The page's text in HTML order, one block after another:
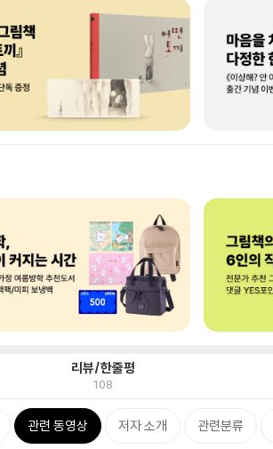
리뷰/한줄평
108
관련 동영상 저자 소개 관련분류